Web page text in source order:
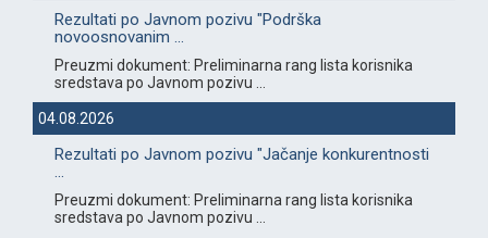
Rezultati po Javnom pozivu "Podrška
novoosnovanim ...
Preuzmi dokument: Preliminarna rang lista korisnika
sredstava po Javnom pozivu ...
04.08.2026
Rezultati po Javnom pozivu "Jačanje konkurentnosti
...
Preuzmi dokument: Preliminarna rang lista korisnika
sredstava po Javnom pozivu ...